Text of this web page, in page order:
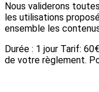
Nous validerons
les utilisations
ensemble les
Durée : 1 jour Tarif:
de votre règlement.